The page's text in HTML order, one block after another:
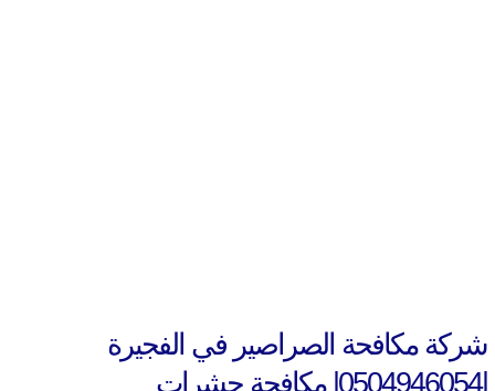
شركة مكافحة الصراصير في الفجيرة
|0504946054| مكافحة حشرات